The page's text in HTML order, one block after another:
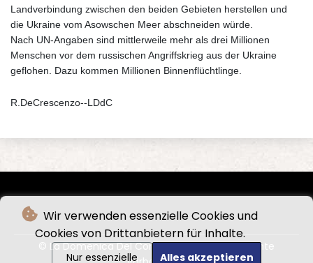
Wir verwenden essenzielle Cookies und
Cookies von Drittanbietern für Inhalte.
Nur essenzielle Alles akzeptieren
Landverbindung zwischen den beiden Gebieten herstellen und
die Ukraine vom Asowschen Meer abschneiden würde.
Nach UN-Angaben sind mittlerweile mehr als drei Millionen
Menschen vor dem russischen Angriffskrieg aus der Ukraine
geflohen. Dazu kommen Millionen Binnenflüchtlinge.
R.DeCrescenzo--LDdC
© La Domenica Del Corriere - 2026 - Alle Rechte